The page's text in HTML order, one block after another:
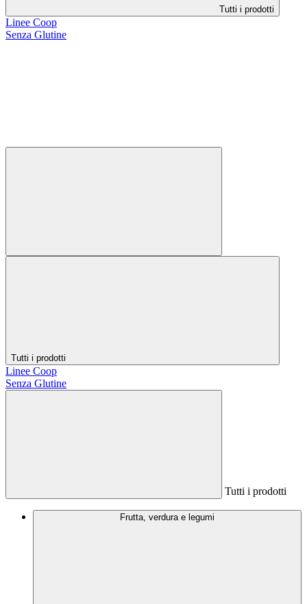
Tutti i prodotti
Linee Coop
Senza Glutine
Tutti i prodotti
Linee Coop
Senza Glutine
Tutti i prodotti
Frutta, verdura e legumi